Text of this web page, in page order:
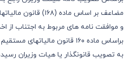
مضاعف بر اساس ماده
و موافقت نامه های مربوط به اجتناب از
به تصویب قانونگذار یا هیات وزیران